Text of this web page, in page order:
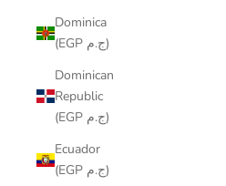
Dominica
(EGP ج.م)
Dominican
Republic
(EGP ج.م)
Ecuador
(EGP ج.م)